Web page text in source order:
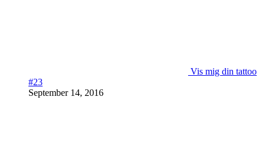
Vis mig din tattoo
#23
September 14, 2016